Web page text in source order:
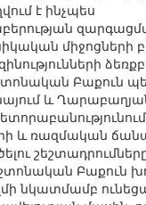
է ինչպես
միջոցների
Բաքուն
և
և ռազմական
Բաքուն
նկատմամբ